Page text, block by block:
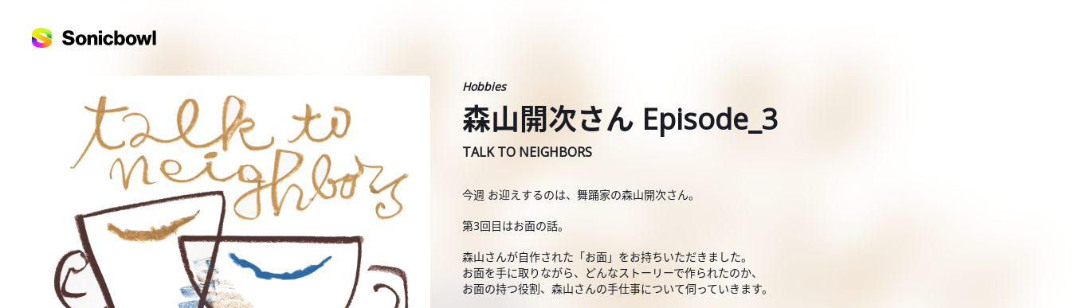
Hobbies
森山開次さん Episode_3
TALK TO NEIGHBORS
今週 お迎えするのは、舞踊家の森山開次さん。
第3回目はお面の話。
森山さんが自作された「お面」をお持ちいただきました。
お面を手に取りながら、どんなストーリーで作られたのか、
お面の持つ役割、森山さんの手仕事について伺っていきます。